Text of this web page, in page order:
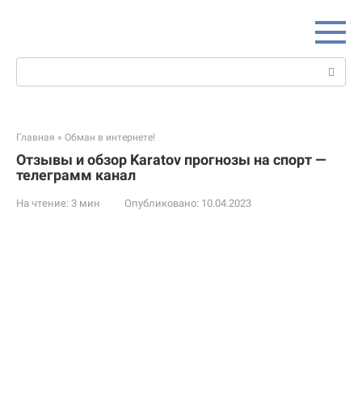
Поиск:
Главная » Обман в интернете!
Отзывы и обзор Karatov прогнозы на спорт —
телеграмм канал
На чтение: 3 мин Опубликовано: 10.04.2023